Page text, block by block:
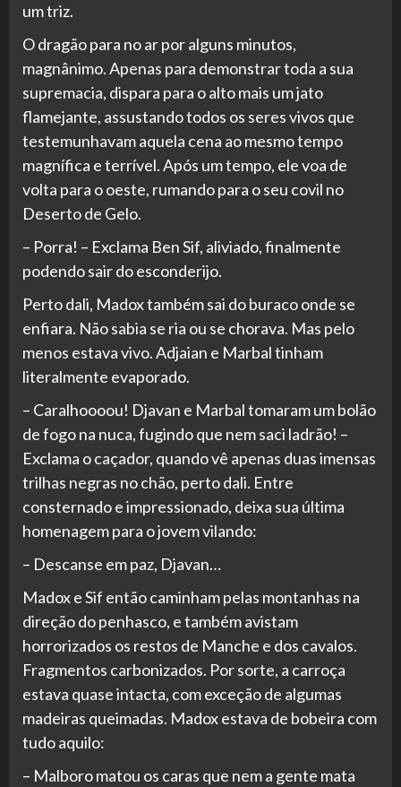
um triz.
O dragão para no ar por alguns minutos,
magnânimo. Apenas para demonstrar toda a sua
supremacia, dispara para o alto mais um jato
flamejante, assustando todos os seres vivos que
testemunhavam aquela cena ao mesmo tempo
magnífica e terrível. Após um tempo, ele voa de
volta para o oeste, rumando para o seu covil no
Deserto de Gelo.
– Porra! – Exclama Ben Sif, aliviado, finalmente
podendo sair do esconderijo.
Perto dali, Madox também sai do buraco onde se
enfiara. Não sabia se ria ou se chorava. Mas pelo
menos estava vivo. Adjaian e Marbal tinham
literalmente evaporado.
– Caralhoooou! Djavan e Marbal tomaram um bolão
de fogo na nuca, fugindo que nem saci ladrão! –
Exclama o caçador, quando vê apenas duas imensas
trilhas negras no chão, perto dali. Entre
consternado e impressionado, deixa sua última
homenagem para o jovem vilando:
– Descanse em paz, Djavan…
Madox e Sif então caminham pelas montanhas na
direção do penhasco, e também avistam
horrorizados os restos de Manche e dos cavalos.
Fragmentos carbonizados. Por sorte, a carroça
estava quase intacta, com exceção de algumas
madeiras queimadas. Madox estava de bobeira com
tudo aquilo:
– Malboro matou os caras que nem a gente mata